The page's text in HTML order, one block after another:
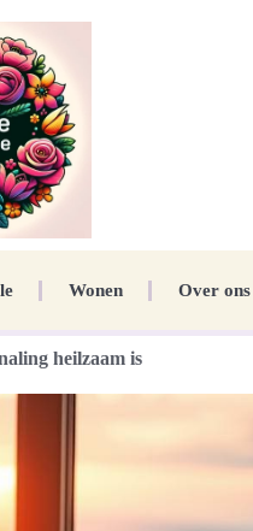
Wonen Over ons
heilzaam is